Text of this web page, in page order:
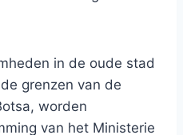
in de oude stad
grenzen van de
worden
van het Ministerie